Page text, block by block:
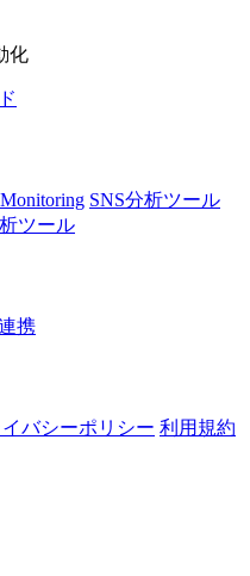
化
SNS分析ツール
ツール
携
バシーポリシー 利用規約